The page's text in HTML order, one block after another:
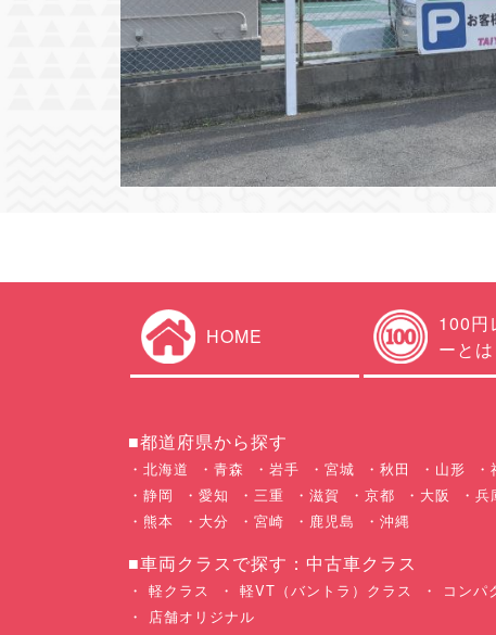
HOME
100円
ーとは
■都道府県から探す
北海道 青森 岩手 宮城 秋田 山形
静岡
愛知 三重 滋賀 京都 大阪 兵
熊本
大分 宮崎 鹿児島 沖縄
■車両クラスで探す：中古車クラス
軽クラス 軽VT（バントラ）クラス コンパ
店舗オリジナル